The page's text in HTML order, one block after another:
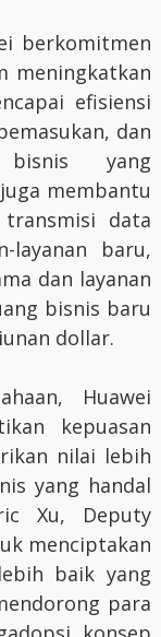
berkomitmen
meningkatkan
efisiensi
dan
bisnis yang
membantu
data
layanan baru,
dan layanan
bisnis baru
dollar.
Huawei
kepuasan
nilai lebih
yang handal
Xu, Deputy
menciptakan
baik yang
para